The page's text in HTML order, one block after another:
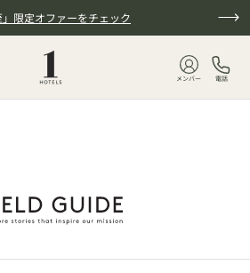
」限定オファーをチェック
メンバー 電話